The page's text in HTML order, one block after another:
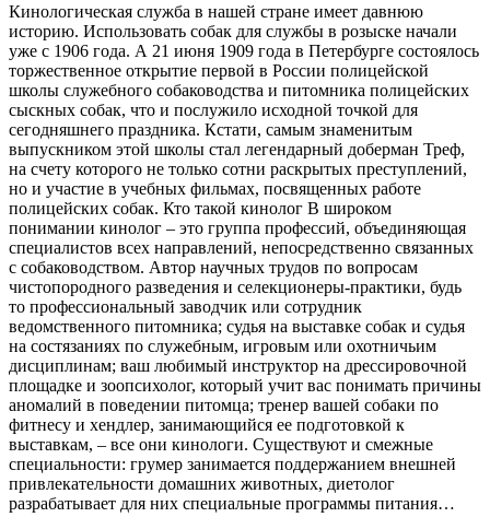
Кинологическая служба в нашей стране имеет давнюю
историю. Использовать собак для службы в розыске начали
уже с 1906 года. А 21 июня 1909 года в Петербурге состоялось
торжественное открытие первой в России полицейской
школы служебного собаководства и питомника полицейских
сыскных собак, что и послужило исходной точкой для
сегодняшнего праздника. Кстати, самым знаменитым
выпускником этой школы стал легендарный доберман Треф,
на счету которого не только сотни раскрытых преступлений,
но и участие в учебных фильмах, посвященных работе
полицейских собак. Кто такой кинолог В широком
понимании кинолог – это группа профессий, объединяющая
специалистов всех направлений, непосредственно связанных
с собаководством. Автор научных трудов по вопросам
чистопородного разведения и селекционеры-практики, будь
то профессиональный заводчик или сотрудник
ведомственного питомника; судья на выставке собак и судья
на состязаниях по служебным, игровым или охотничьим
дисциплинам; ваш любимый инструктор на дрессировочной
площадке и зоопсихолог, который учит вас понимать причины
аномалий в поведении питомца; тренер вашей собаки по
фитнесу и хендлер, занимающийся ее подготовкой к
выставкам, – все они кинологи. Существуют и смежные
специальности: грумер занимается поддержанием внешней
привлекательности домашних животных, диетолог
разрабатывает для них специальные программы питания…